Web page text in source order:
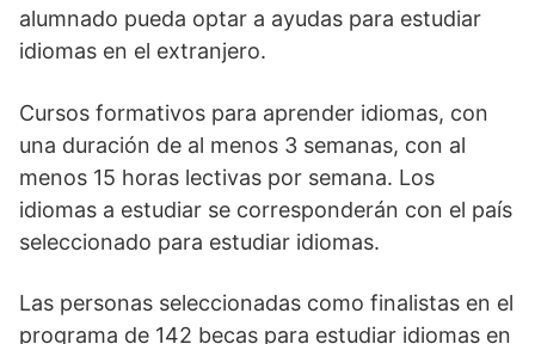
alumnado pueda optar a ayudas para estudiar
idiomas en el extranjero.
Cursos formativos para aprender idiomas, con
una duración de al menos 3 semanas, con al
menos 15 horas lectivas por semana. Los
idiomas a estudiar se corresponderán con el país
seleccionado para estudiar idiomas.
Las personas seleccionadas como finalistas en el
programa de 142 becas para estudiar idiomas en